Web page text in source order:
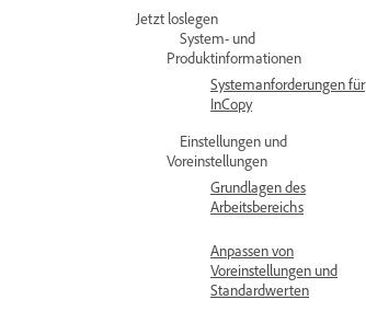
Jetzt loslegen
System- und
Produktinformationen
Systemanforderungen für
InCopy
Einstellungen und
Voreinstellungen
Grundlagen des
Arbeitsbereichs
Anpassen von
Voreinstellungen und
Standardwerten